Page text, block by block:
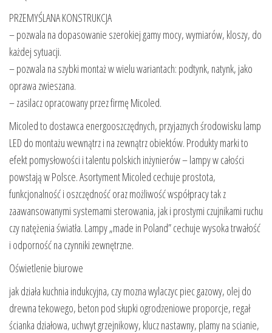
PRZEMYŚLANA KONSTRUKCJA
– pozwala na dopasowanie szerokiej gamy mocy, wymiarów, kloszy, do
każdej sytuacji.
– pozwala na szybki montaż w wielu wariantach: podtynk, natynk, jako
oprawa zwieszana.
– zasilacz opracowany przez firmę Micoled.
Micoled to dostawca energooszczędnych, przyjaznych środowisku lamp
LED do montażu wewnątrz i na zewnątrz obiektów. Produkty marki to
efekt pomysłowości i talentu polskich inżynierów – lampy w całości
powstają w Polsce. Asortyment Micoled cechuje prostota,
funkcjonalność i oszczędność oraz możliwość współpracy tak z
zaawansowanymi systemami sterowania, jak i prostymi czujnikami ruchu
czy natężenia światła. Lampy „made in Poland” cechuje wysoka trwałość
i odporność na czynniki zewnętrzne.
Oświetlenie biurowe
jak działa kuchnia indukcyjna, czy mozna wylaczyc piec gazowy, olej do
drewna tekowego, beton pod słupki ogrodzeniowe proporcje, regał
ścianka działowa, uchwyt grzejnikowy, klucz nastawny, plamy na scianie,